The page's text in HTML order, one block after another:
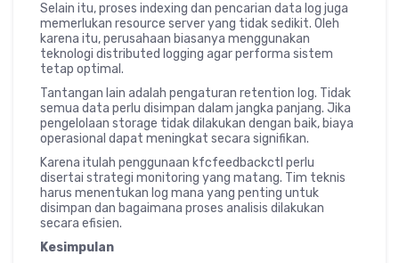
Selain itu, proses indexing dan pencarian data log juga
memerlukan resource server yang tidak sedikit. Oleh
karena itu, perusahaan biasanya menggunakan
teknologi distributed logging agar performa sistem
tetap optimal.
Tantangan lain adalah pengaturan retention log. Tidak
semua data perlu disimpan dalam jangka panjang. Jika
pengelolaan storage tidak dilakukan dengan baik, biaya
operasional dapat meningkat secara signifikan.
Karena itulah penggunaan kfcfeedbackctl perlu
disertai strategi monitoring yang matang. Tim teknis
harus menentukan log mana yang penting untuk
disimpan dan bagaimana proses analisis dilakukan
secara efisien.
Kesimpulan